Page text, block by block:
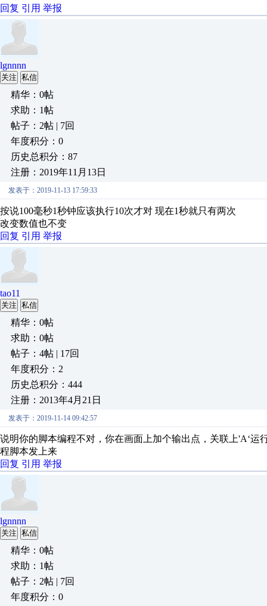
回复 引用 举报
lgnnnn
关注 私信
精华：0帖
求助：1帖
帖子：2帖 | 7回
年度积分：0
历史总积分：87
注册：2019年11月13日
发表于：2019-11-13 17:59:33
按说100毫秒1秒钟应该执行10次才对 现在1秒就只有两次
改变数值也不变
回复 引用 举报
tao11
关注 私信
精华：0帖
求助：0帖
帖子：4帖 | 17回
年度积分：2
历史总积分：444
注册：2013年4月21日
发表于：2019-11-14 09:42:57
说明你的脚本编程不对，你在画面上加个输出点，关联上'A‘
程脚本发上来
回复 引用 举报
lgnnnn
关注 私信
精华：0帖
求助：1帖
帖子：2帖 | 7回
年度积分：0